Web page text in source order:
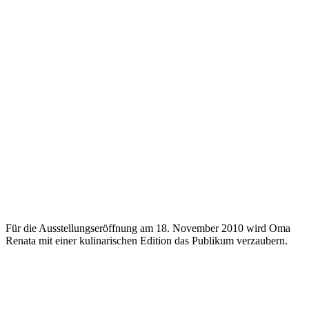
Für die Ausstellungseröffnung am 18. November 2010 wird Oma
Renata mit einer kulinarischen Edition das Publikum verzaubern.